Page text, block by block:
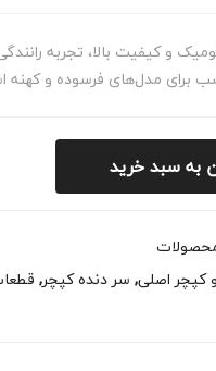
و کیفیت بالا، تجربه
برای مدل‌های فرسوده و
به سبد خرید
کپچر اصلی, سر دنده کپچر,